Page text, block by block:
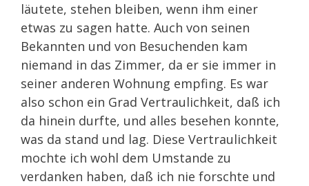
läutete, stehen bleiben, wenn ihm einer
etwas zu sagen hatte. Auch von seinen
Bekannten und von Besuchenden kam
niemand in das Zimmer, da er sie immer in
seiner anderen Wohnung empfing. Es war
also schon ein Grad Vertraulichkeit, daß ich
da hinein durfte, und alles besehen konnte,
was da stand und lag. Diese Vertraulichkeit
mochte ich wohl dem Umstande zu
verdanken haben, daß ich nie forschte und